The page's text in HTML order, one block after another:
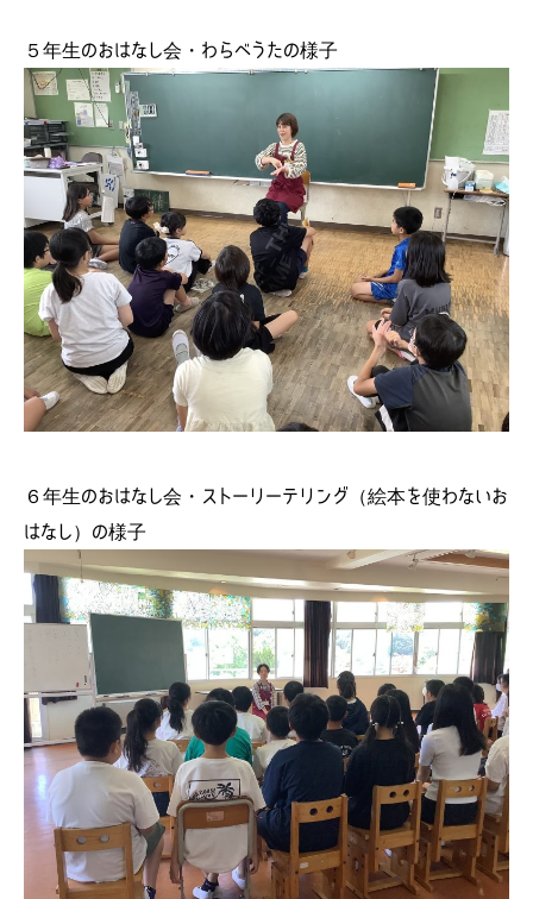
５年生のおはなし会・わらべうたの様子
６年生のおはなし会・ストーリーテリング（絵本を使わないお
はなし）の様子